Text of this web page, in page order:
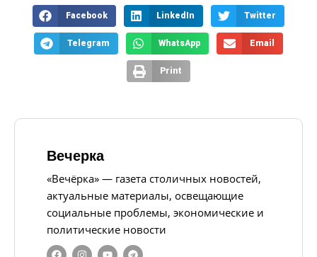
Facebook LinkedIn Twitter
Telegram WhatsApp Email
Print
Вечерка
«Вечёрка» — газета столичных новостей,
актуальные материалы, освещающие
социальные проблемы, экономические и
политические новости